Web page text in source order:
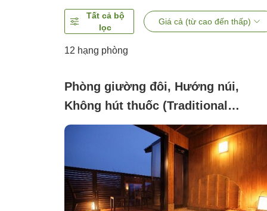
Tất cả bộ
lọc
Giá cả (từ cao đến thấp)
12 hạng phòng
Phòng giường đôi, Hướng núi,
Không hút thuốc (Traditional
Japanese-style house, single-story
'Wa' ~Double~ [Shochu barrel